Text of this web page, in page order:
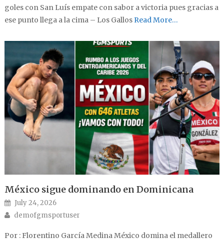
goles con San Luís empate con sabor a victoria pues gracias a
ese punto llega a la cima – Los GallosRead More…
México sigue dominando en Dominicana
Posted on
July 24, 2026
Author
demofgmsportuser
Por : Florentino García Medina México domina el medallero